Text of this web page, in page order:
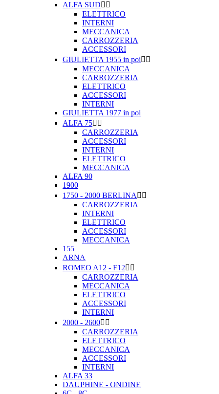
ALFA SUD 
ELETTRICO
INTERNI
MECCANICA
CARROZZERIA
ACCESSORI
GIULIETTA 1955 in poi 
MECCANICA
CARROZZERIA
ELETTRICO
ACCESSORI
INTERNI
GIULIETTA 1977 in poi
ALFA 75 
CARROZZERIA
ACCESSORI
INTERNI
ELETTRICO
MECCANICA
ALFA 90
1900
1750 - 2000 BERLINA  
CARROZZERIA
INTERNI
ELETTRICO
ACCESSORI
MECCANICA
155
ARNA
ROMEO A12 - F12 
CARROZZERIA
MECCANICA
ELETTRICO
ACCESSORI
INTERNI
2000 - 2600 
CARROZZERIA
ELETTRICO
MECCANICA
ACCESSORI
INTERNI
ALFA 33
DAUPHINE - ONDINE